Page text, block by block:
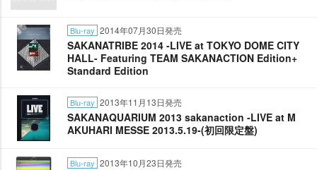
Blu-ray 2014年07月30日発売
SAKANATRIBE 2014 -LIVE at TOKYO DOME CITY
HALL- Featuring TEAM SAKANACTION Edition+
Standard Edition
Blu-ray 2013年11月13日発売
SAKANAQUARIUM 2013 sakanaction -LIVE at M
AKUHARI MESSE 2013.5.19-(初回限定盤)
Blu-ray 2013年10月23日発売